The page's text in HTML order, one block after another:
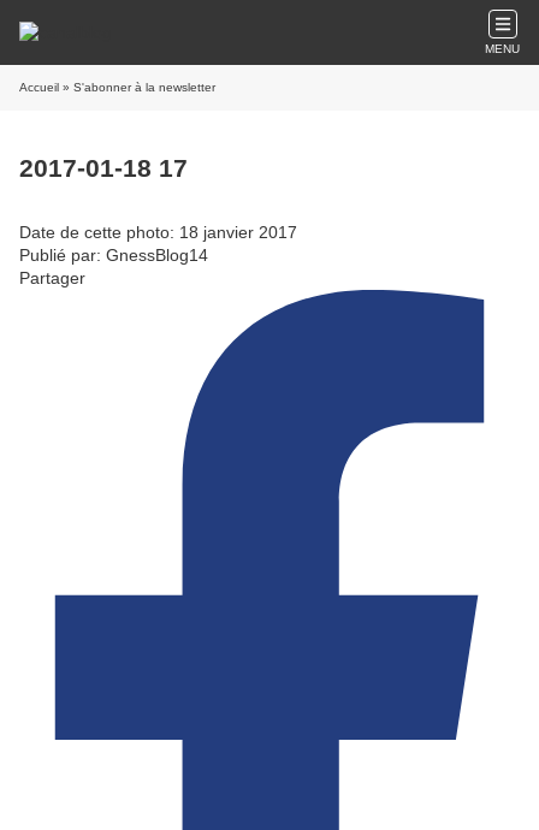
MENU
Accueil » S'abonner à la newsletter
2017-01-18 17
Date de cette photo: 18 janvier 2017
Publié par: GnessBlog14
Partager